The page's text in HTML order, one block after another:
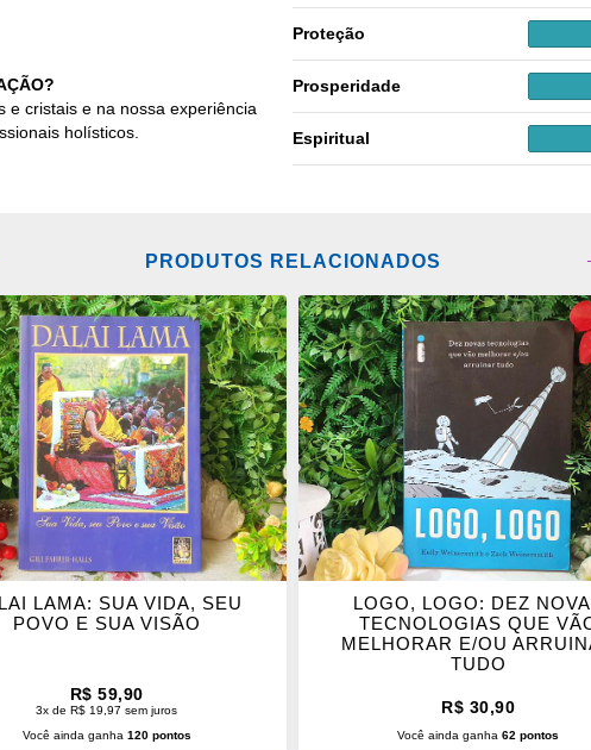
e cristais e na nossa experiência
holísticos.
Proteção
Prosperidade
Espiritual
PRODUTOS RELACIONADOS
LAMA: SUA VIDA, SEU
POVO E SUA VISÃO
R$ 59,90
3x de R$ 19,97 sem juros
Você ainda ganha 120 pontos
ADICIONAR
OS
FAVORITOS
LOGO, LOGO: DEZ
TECNOLOGIAS QUE
MELHORAR E/OU
TUDO
R$ 30,90
Você ainda ganha62 pontos